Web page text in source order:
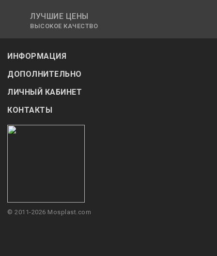
ЛУЧШИЕ ЦЕНЫ
ВЫСОКОЕ КАЧЕСТВО
ИНФОРМАЦИЯ
ДОПОЛНИТЕЛЬНО
ЛИЧНЫЙ КАБИНЕТ
КОНТАКТЫ
© 2011-2026 Mosplast.com